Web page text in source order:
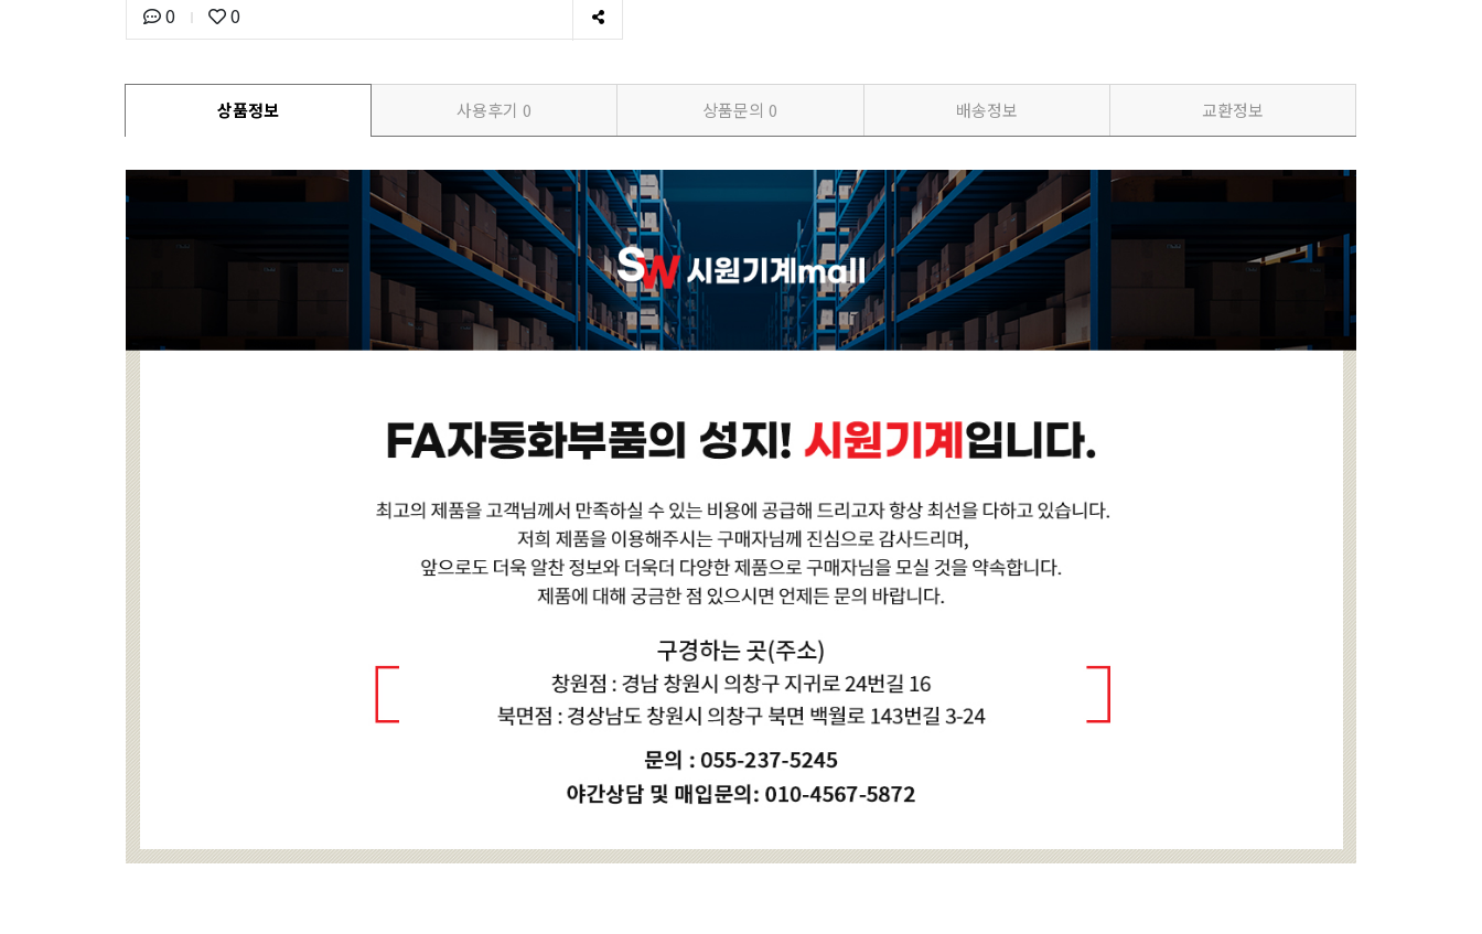
0 0
상품정보 사용후기0 상품문의0 배송정보 교환정보